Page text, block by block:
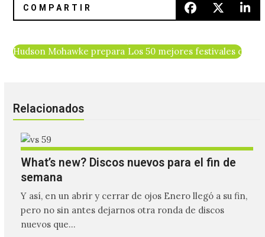
Hudson Mohawke prepara su regreso con el álbum ‘Cry
Los 50 mejores festivales de
Relacionados
What’s new? Discos nuevos para el fin de
semana
Y así, en un abrir y cerrar de ojos Enero llegó a su fin,
pero no sin antes dejarnos otra ronda de discos
nuevos que…